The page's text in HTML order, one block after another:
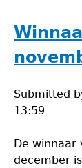
Submitted
13:59
De winnaar
december is